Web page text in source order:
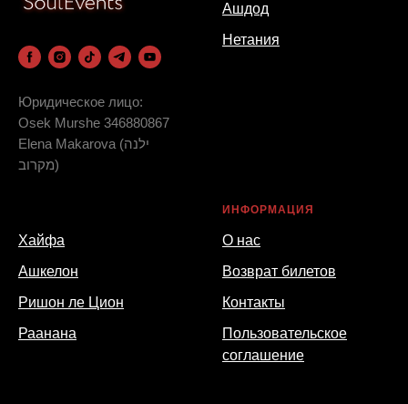
Юридическое лицо:
Osek Murshe 346880867
Elena Makarova (ילנה
מקרוב)
Ашдод
Нетания
Хайфа
Ашкелон
Ришон ле Цион
Раанана
ИНФОРМАЦИЯ
О нас
Возврат билетов
Контакты
Пользовательское
соглашение